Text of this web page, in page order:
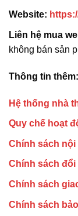
Website:
Liên hệ mua
không bán sản
Thông tin thêm:
Hệ thống nhà
Quy chế hoạt
Chính sách nội
Chính sách đổi
Chính sách
Chính sách